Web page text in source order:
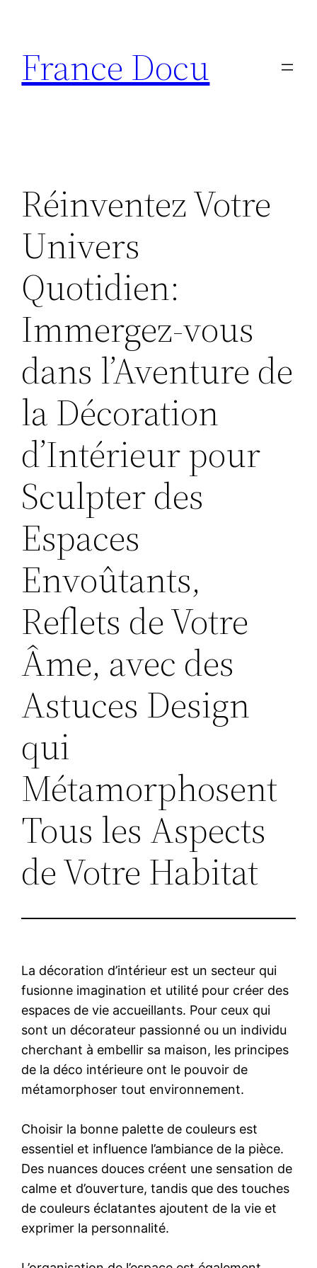
contenu
France Docu
Réinventez Votre
Univers
Quotidien:
Immergez-vous
dans l’Aventure de
la Décoration
d’Intérieur pour
Sculpter des
Espaces
Envoûtants,
Reflets de Votre
Âme, avec des
Astuces Design
qui
Métamorphosent
Tous les Aspects
de Votre Habitat
La décoration d’intérieur est un secteur qui
fusionne imagination et utilité pour créer des
espaces de vie accueillants. Pour ceux qui
sont un décorateur passionné ou un individu
cherchant à embellir sa maison, les principes
de la déco intérieure ont le pouvoir de
métamorphoser tout environnement.
Choisir la bonne palette de couleurs est
essentiel et influence l’ambiance de la pièce.
Des nuances douces créent une sensation de
calme et d’ouverture, tandis que des touches
de couleurs éclatantes ajoutent de la vie et
exprimer la personnalité.